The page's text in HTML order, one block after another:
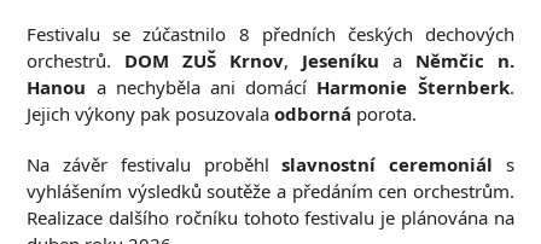
Festivalu se zúčastnilo 8 předních českých dechových
orchestrů. DOM ZUŠ Krnov, Jeseníku a Němčic n.
Hanou a nechyběla ani domácí Harmonie Šternberk.
Jejich výkony pak posuzovalaodborná porota.
Na závěr festivalu proběhlslavnostní ceremoniál s
vyhlášením výsledků soutěže a předáním cen orchestrům.
Realizace dalšího ročníku tohoto festivalu je plánována na